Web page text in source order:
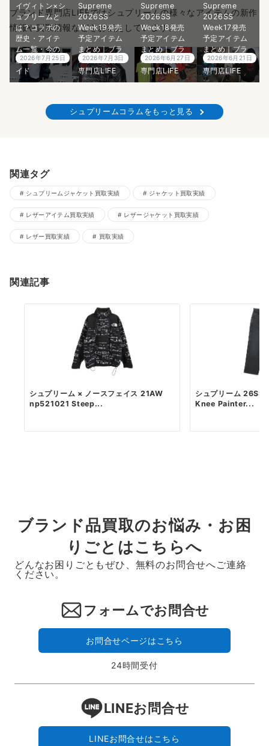
ブランド専門店LIFEではシュプリームの様々なアイテムの新作
情報や買取情報などをお伝えしています。
イヴィトン×シ
ュプリームと
は？コラボの
歴史・アイテ
ム一覧・今の
価値を徹底ガ
イド
2026年7月25日
Supreme
2026SS
Week19発売
予定アイテム
まとめ｜ブラ
ンド古着買取
専門店LIFE
2026年7月3日
Supreme
2026SS
Week18発売
予定アイテム
まとめ｜ブラ
ンド古着買取
専門店LIFE
2026年6月27日
Supreme
2026SS
Week17発売
予定アイテム
まとめ｜ブラ
ンド古着買取
専門店LIFE
2026年6月21日
シュプリームコラムをもっと見る
関連タグ
シュプリームジャケット買取実績 ジャケット買取実績
レザーアイテム買取実績 レザージャケット買取実績
レザー買取実績 買取実績
関連記事
シュプリーム × ノースフェイス 21AW
np521021 Steep...
シュプリーム
Knee Painter...
ブランド品買取のお悩み・お困
りごとはこちらへ
どんなお困りごともぜひ、無料のお問合せへご連絡
ください。
フォームでお問合せ
お問合せページはこちら
24時間受付
LINEお問合せ
LINEお問合せはこちら